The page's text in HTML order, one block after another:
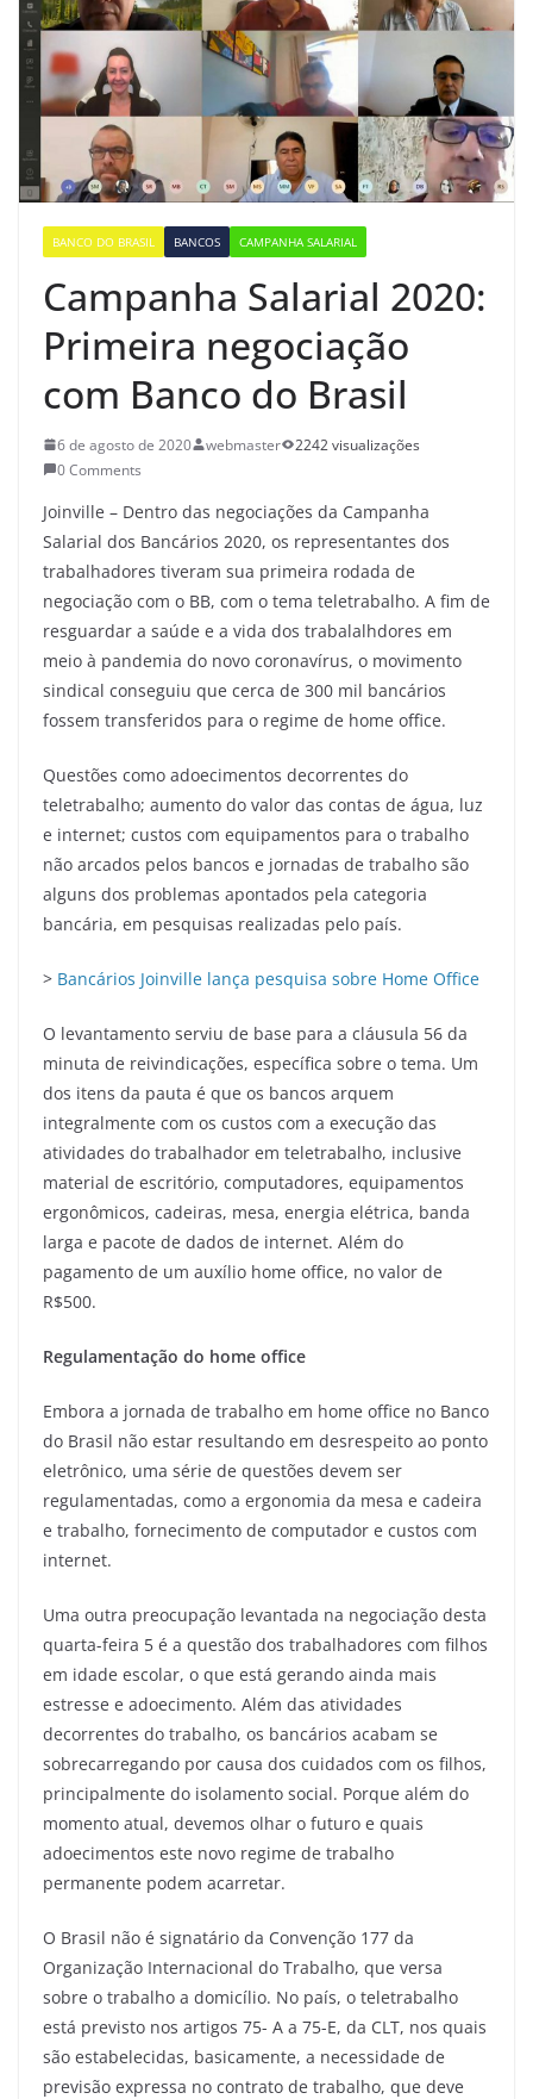
BANCO DO BRASIL BANCOS CAMPANHA SALARIAL
Campanha Salarial 2020:
Primeira negociação
com Banco do Brasil
6 de agosto de 2020 webmaster
2242 visualizações
0 Comments
Joinville – Dentro das negociações da Campanha
Salarial dos Bancários 2020, os representantes dos
trabalhadores tiveram sua primeira rodada de
negociação com o BB, com o tema teletrabalho. A fim de
resguardar a saúde e a vida dos trabalalhdores em
meio à pandemia do novo coronavírus, o movimento
sindical conseguiu que cerca de 300 mil bancários
fossem transferidos para o regime de home office.
Questões como adoecimentos decorrentes do
teletrabalho; aumento do valor das contas de água, luz
e internet; custos com equipamentos para o trabalho
não arcados pelos bancos e jornadas de trabalho são
alguns dos problemas apontados pela categoria
bancária, em pesquisas realizadas pelo país.
> Bancários Joinville lança pesquisa sobre Home Office
O levantamento serviu de base para a cláusula 56 da
minuta de reivindicações, específica sobre o tema. Um
dos itens da pauta é que os bancos arquem
integralmente com os custos com a execução das
atividades do trabalhador em teletrabalho, inclusive
material de escritório, computadores, equipamentos
ergonômicos, cadeiras, mesa, energia elétrica, banda
larga e pacote de dados de internet. Além do
pagamento de um auxílio home office, no valor de
R$500.
Regulamentação do home office
Embora a jornada de trabalho em home office no Banco
do Brasil não estar resultando em desrespeito ao ponto
eletrônico, uma série de questões devem ser
regulamentadas, como a ergonomia da mesa e cadeira
e trabalho, fornecimento de computador e custos com
internet.
Uma outra preocupação levantada na negociação desta
quarta-feira 5 é a questão dos trabalhadores com filhos
em idade escolar, o que está gerando ainda mais
estresse e adoecimento. Além das atividades
decorrentes do trabalho, os bancários acabam se
sobrecarregando por causa dos cuidados com os filhos,
principalmente do isolamento social. Porque além do
momento atual, devemos olhar o futuro e quais
adoecimentos este novo regime de trabalho
permanente podem acarretar.
O Brasil não é signatário da Convenção 177 da
Organização Internacional do Trabalho, que versa
sobre o trabalho a domicílio. No país, o teletrabalho
está previsto nos artigos 75- A a 75-E, da CLT, nos quais
são estabelecidas, basicamente, a necessidade de
previsão expressa no contrato de trabalho, que deve